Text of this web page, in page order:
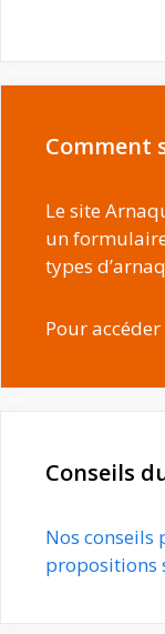
Comment
Le site
un
types
Pour
Conseils
Nos conseils
propositions